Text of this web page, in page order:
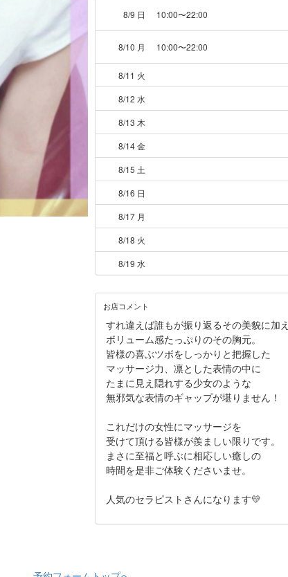
8/9 日 10:00〜22:00
8/10 月 10:00〜22:00
8/11 火
8/12 水
8/13 木
8/14 金
8/15 土
8/16 日
8/17 月
8/18 火
8/19 水
お店コメント
すれ違えば誰もが振り返るその美貌に加え
ボリューム感たっぷりのその胸元。
皆様の喜ぶツボをしっかりと把握した
マッサージ力、凛とした表情の中に
たまに見え隠れする少女のような
無邪気な表情のギャップが堪りません！
これだけの女性にマッサージを
受けて頂ける皆様が羨ましい限りです。
まさに至福と呼ぶに相応しい癒しの
時間を是非ご体験くださいませ。
人気のセラピストさんになります💛